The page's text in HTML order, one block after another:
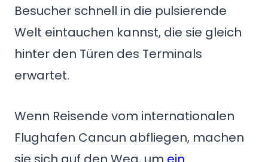
Besucher schnell in die pulsierende
Welt eintauchen kannst, die sie gleich
hinter den Türen des Terminals
erwartet.
Wenn Reisende vom internationalen
Flughafen Cancun abfliegen, machen